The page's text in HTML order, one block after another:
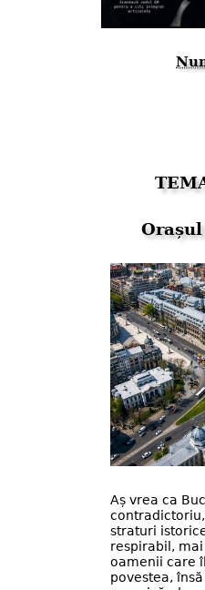
Aș vrea ca
straturi
respirabil,
oamenii care
povestea,